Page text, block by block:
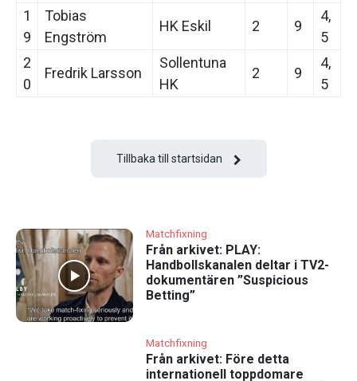
1
9
Tobias
Engström
HK Eskil 2 9
4,
5
2
0
Fredrik Larsson
Sollentuna
HK
2 9
4,
5
Tillbaka till startsidan
Matchfixning
Från arkivet: PLAY:
Handbollskanalen deltar i TV2-
dokumentären ”Suspicious
Betting”
Matchfixning
Från arkivet: Före detta
internationell toppdomare